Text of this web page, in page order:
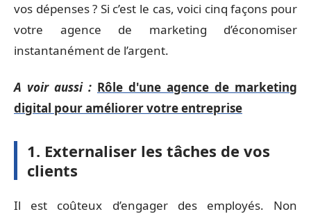
vos dépenses ? Si c’est le cas, voici cinq façons pour
votre agence de marketing d’économiser
instantanément de l’argent.
A voir aussi : Rôle d'une agence de marketing
digital pour améliorer votre entreprise
1. Externaliser les tâches de vos
clients
Il est coûteux d’engager des employés. Non